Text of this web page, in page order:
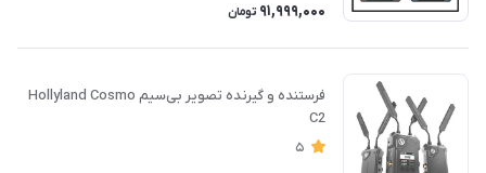
91,999,000 تومان
فرستنده و گیرنده تصویر بی‌سیم Hollyland Cosmo
C2
5